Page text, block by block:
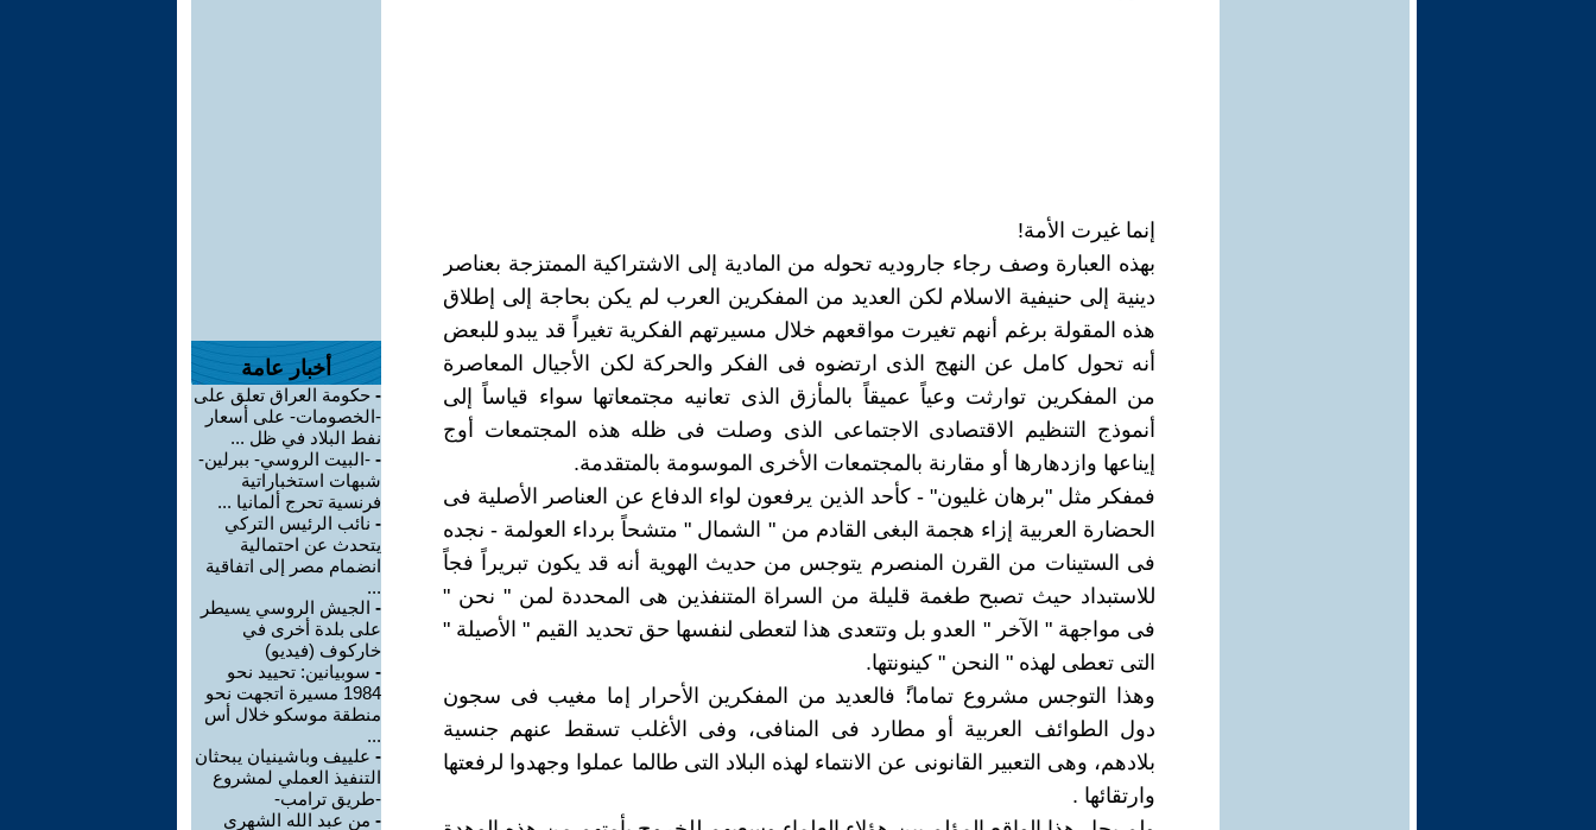
إنما غيرت الأمة!
بهذه العبارة وصف رجاء جاروديه تحوله من المادية إلى الاشتراكية الممتزجة بعناصر
دينية إلى حنيفية الاسلام لكن العديد من المفكرين العرب لم يكن بحاجة إلى إطلاق
هذه المقولة برغم أنهم تغيرت مواقعهم خلال مسيرتهم الفكرية تغيراً قد يبدو للبعض
أنه تحول كامل عن النهج الذى ارتضوه فى الفكر والحركة لكن الأجيال المعاصرة
من المفكرين توارثت وعياً عميقاً بالمأزق الذى تعانيه مجتمعاتها سواء قياساً إلى
أنموذج التنظيم الاقتصادى الاجتماعى الذى وصلت فى ظله هذه المجتمعات أوج
إيناعها وازدهارها أو مقارنة بالمجتمعات الأخرى الموسومة بالمتقدمة.
فمفكر مثل "برهان غليون" - كأحد الذين يرفعون لواء الدفاع عن العناصر الأصلية فى
الحضارة العربية إزاء هجمة البغى القادم من " الشمال " متشحاً برداء العولمة - نجده
فى الستينات من القرن المنصرم يتوجس من حديث الهوية أنه قد يكون تبريراً فجاً
للاستبداد حيث تصبح طغمة قليلة من السراة المتنفذين هى المحددة لمن " نحن "
فى مواجهة " الآخر " العدو بل وتتعدى هذا لتعطى لنفسها حق تحديد القيم " الأصيلة "
التى تعطى لهذه " النحن " كينونتها.
وهذا التوجس مشروع تماما؛ً فالعديد من المفكرين الأحرار إما مغيب فى سجون
دول الطوائف العربية أو مطارد فى المنافى، وفى الأغلب تسقط عنهم جنسية
بلادهم، وهى التعبير القانونى عن الانتماء لهذه البلاد التى طالما عملوا وجهدوا لرفعتها
وارتقائها .
أخبار عامة
- حكومة العراق تعلق على
-الخصومات- على أسعار
نفط البلاد في ظل ...
- -البيت الروسي- ببرلين-
شبهات استخباراتية
فرنسية تحرج ألمانيا ...
- نائب الرئيس التركي
يتحدث عن احتمالية
انضمام مصر إلى اتفاقية
...
- الجيش الروسي يسيطر
على بلدة أخرى في
خاركوف (فيديو)
- سوبيانين: تحييد نحو
1984 مسيرة اتجهت نحو
منطقة موسكو خلال أس
...
- علييف وباشينيان يبحثان
التنفيذ العملي لمشروع
-طريق ترامب-
- من عبد الله الشهري